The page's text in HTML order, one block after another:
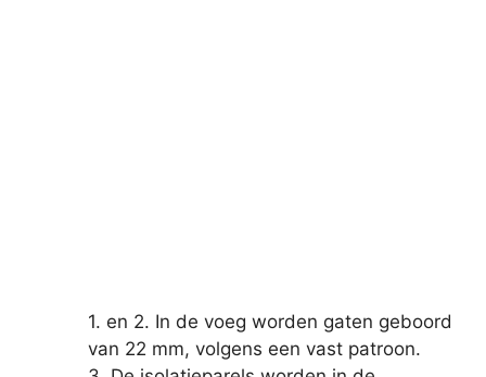
1. en 2. In de voeg worden gaten geboord
van 22 mm, volgens een vast patroon.